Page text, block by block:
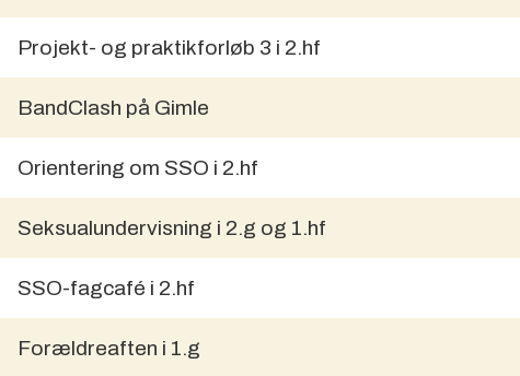
Projekt- og praktikforløb 3 i 2.hf
BandClash på Gimle
Orientering om SSO i 2.hf
Seksualundervisning i 2.g og 1.hf
SSO-fagcafé i 2.hf
Forældreaften i 1.g